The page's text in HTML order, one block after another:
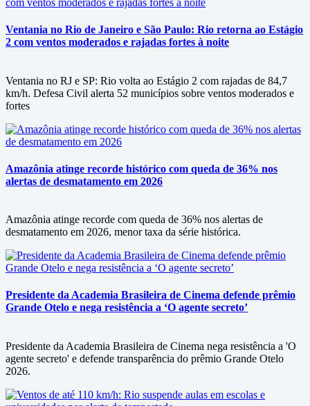
Ventania no Rio de Janeiro e São Paulo: Rio retorna ao Estágio
2 com ventos moderados e rajadas fortes à noite
Ventania no RJ e SP: Rio volta ao Estágio 2 com rajadas de 84,7
km/h. Defesa Civil alerta 52 municípios sobre ventos moderados e
fortes
Amazônia atinge recorde histórico com queda de 36% nos
alertas de desmatamento em 2026
Amazônia atinge recorde com queda de 36% nos alertas de
desmatamento em 2026, menor taxa da série histórica.
Presidente da Academia Brasileira de Cinema defende prêmio
Grande Otelo e nega resistência a ‘O agente secreto’
Presidente da Academia Brasileira de Cinema nega resistência a 'O
agente secreto' e defende transparência do prêmio Grande Otelo
2026.